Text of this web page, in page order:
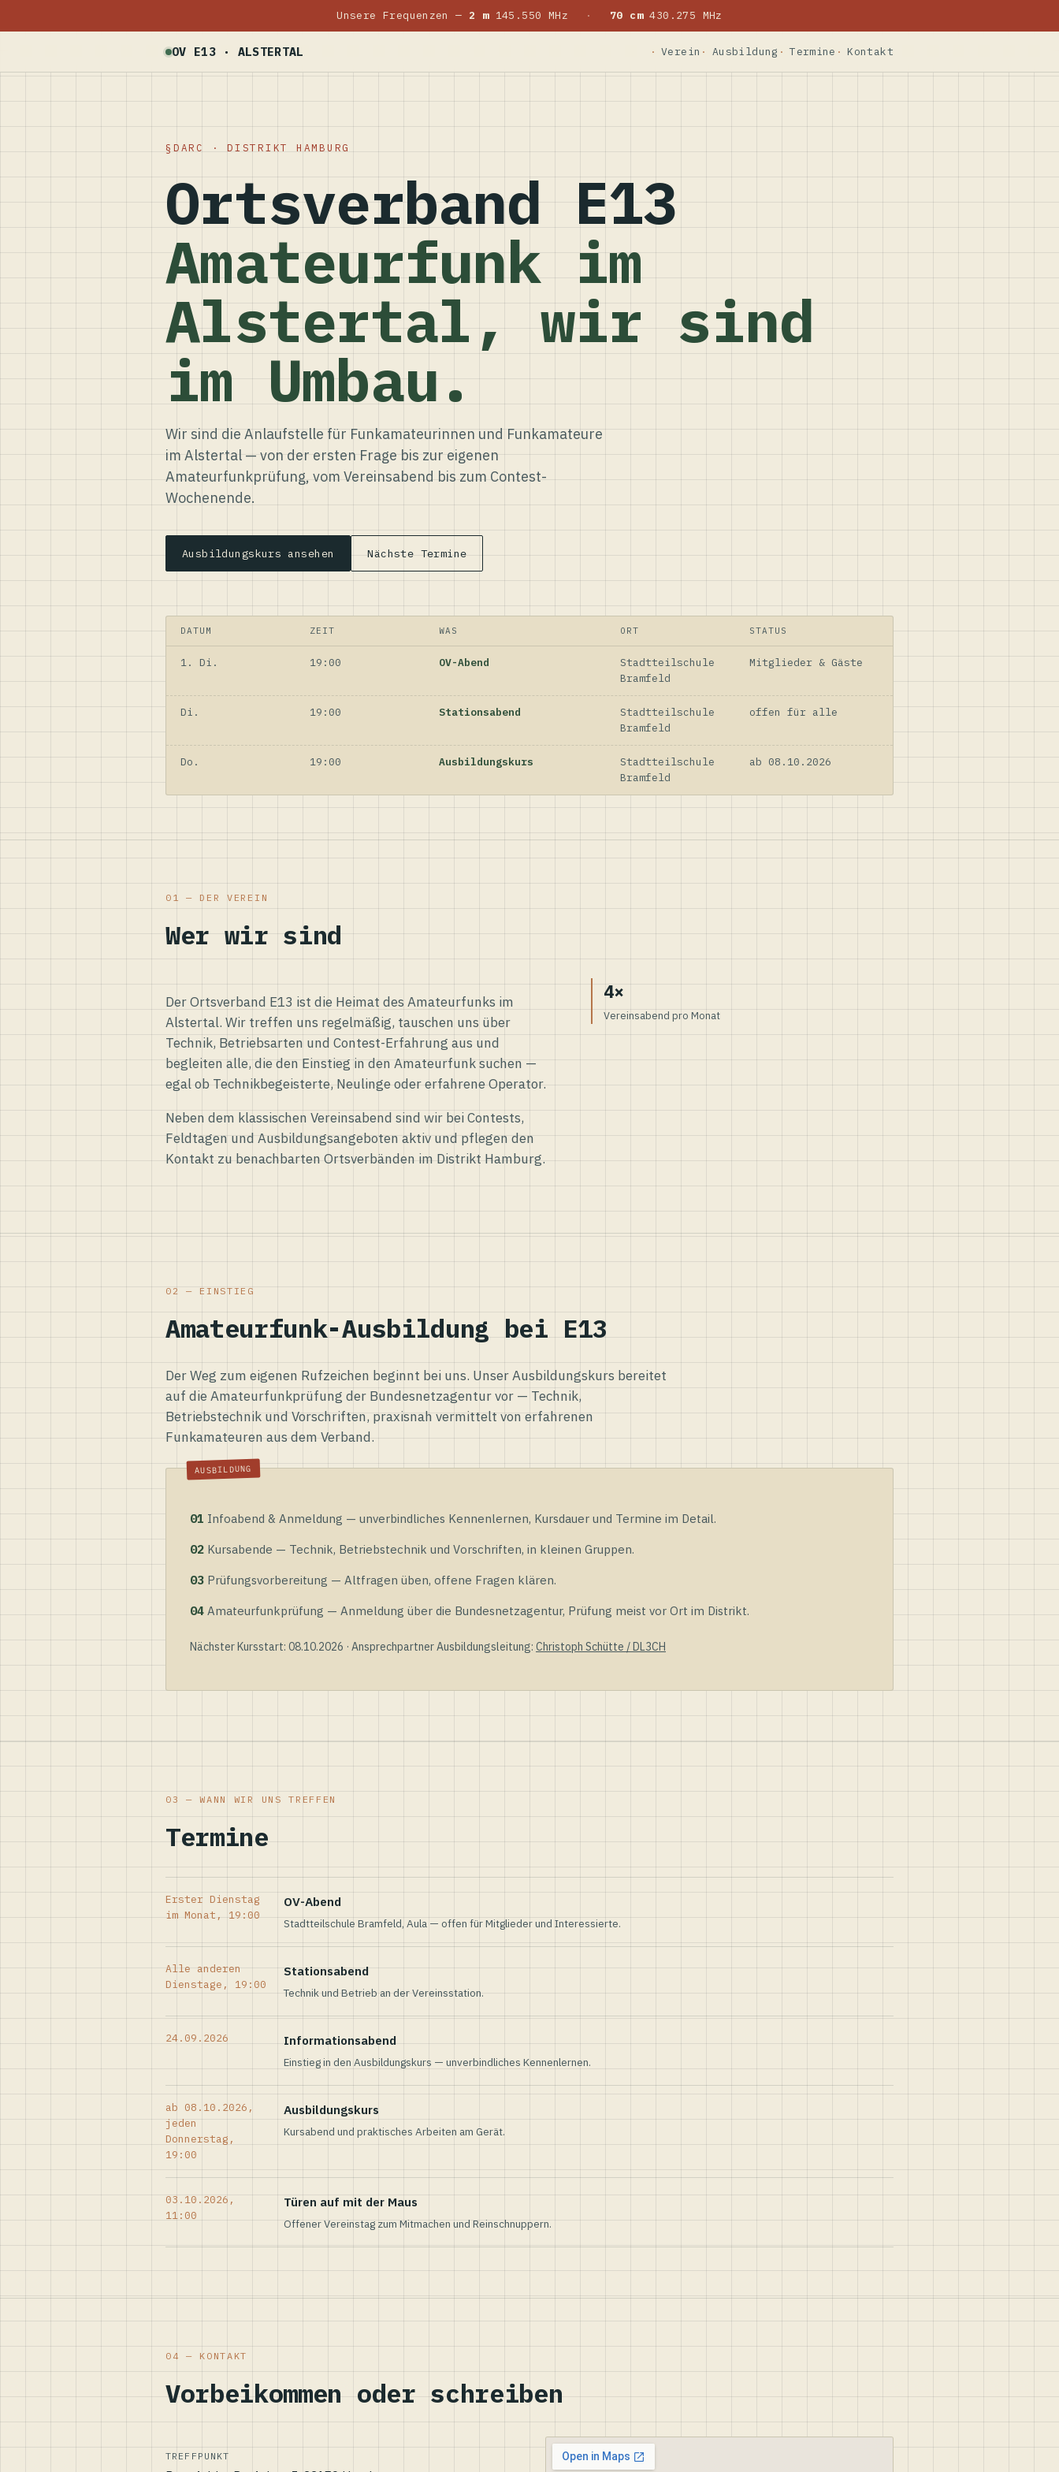
Unsere Frequenzen — 2 m145.550 MHz · 70 cm430.275 MHz
OV E13 · ALSTERTAL Verein Ausbildung Termine Kontakt
DARC · DISTRIKT HAMBURG
Ortsverband E13
Amateurfunk im
Alstertal, wir sind
im Umbau.
Wir sind die Anlaufstelle für Funkamateurinnen und Funkamateure
im Alstertal — von der ersten Frage bis zur eigenen
Amateurfunkprüfung, vom Vereinsabend bis zum Contest-
Wochenende.
Ausbildungskurs ansehen Nächste Termine
DATUM ZEIT WAS ORT STATUS
1. Di. 19:00 OV-Abend
Stadtteilschule
Bramfeld
Mitglieder & Gäste
Di. 19:00 Stationsabend
Stadtteilschule
Bramfeld
offen für alle
Do. 19:00 Ausbildungskurs
Stadtteilschule
Bramfeld
ab 08.10.2026
01 — DER VEREIN
Wer wir sind
Der Ortsverband E13 ist die Heimat des Amateurfunks im
Alstertal. Wir treffen uns regelmäßig, tauschen uns über
Technik, Betriebsarten und Contest-Erfahrung aus und
begleiten alle, die den Einstieg in den Amateurfunk suchen —
egal ob Technikbegeisterte, Neulinge oder erfahrene Operator.
Neben dem klassischen Vereinsabend sind wir bei Contests,
Feldtagen und Ausbildungsangeboten aktiv und pflegen den
Kontakt zu benachbarten Ortsverbänden im Distrikt Hamburg.
4×
Vereinsabend pro Monat
02 — EINSTIEG
Amateurfunk-Ausbildung bei E13
Der Weg zum eigenen Rufzeichen beginnt bei uns. Unser Ausbildungskurs bereitet
auf die Amateurfunkprüfung der Bundesnetzagentur vor — Technik,
Betriebstechnik und Vorschriften, praxisnah vermittelt von erfahrenen
Funkamateuren aus dem Verband.
01 Infoabend & Anmeldung — unverbindliches Kennenlernen, Kursdauer und Termine im Detail.
02 Kursabende — Technik, Betriebstechnik und Vorschriften, in kleinen Gruppen.
03 Prüfungsvorbereitung — Altfragen üben, offene Fragen klären.
04 Amateurfunkprüfung — Anmeldung über die Bundesnetzagentur, Prüfung meist vor Ort im Distrikt.
Nächster Kursstart: 08.10.2026 · Ansprechpartner Ausbildungsleitung: Christoph Schütte / DL3CH
03 — WANN WIR UNS TREFFEN
Termine
Erster Dienstag
im Monat, 19:00
OV-Abend
Stadtteilschule Bramfeld, Aula — offen für Mitglieder und Interessierte.
Alle anderen
Dienstage, 19:00
Stationsabend
Technik und Betrieb an der Vereinsstation.
24.09.2026 Informationsabend
Einstieg in den Ausbildungskurs — unverbindliches Kennenlernen.
ab 08.10.2026,
jeden
Donnerstag,
19:00
Ausbildungskurs
Kursabend und praktisches Arbeiten am Gerät.
03.10.2026,
11:00
Türen auf mit der Maus
Offener Vereinstag zum Mitmachen und Reinschnuppern.
04 — KONTAKT
Vorbeikommen oder schreiben
TREFFPUNKT